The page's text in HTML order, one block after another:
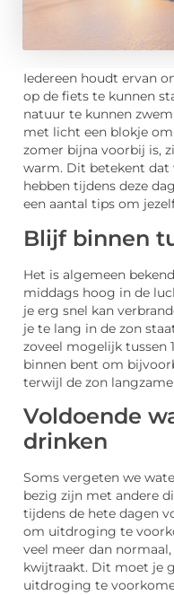
Iedereen houdt ervan
op de fiets te kunnen
natuur te kunnen
met licht een blokje
zomer bijna voorbij is,
warm. Dit betekent dat
hebben tijdens deze
een aantal tips om
Blijf binnen
Het is algemeen
middags hoog in de
je erg snel kan
je te lang in de zon
zoveel mogelijk tussen
binnen bent om
terwijl de zon
Voldoende
drinken
Soms vergeten we
bezig zijn met andere
tijdens de hete dagen
om uitdroging te
veel meer dan
kwijtraakt. Dit moet je
uitdroging te